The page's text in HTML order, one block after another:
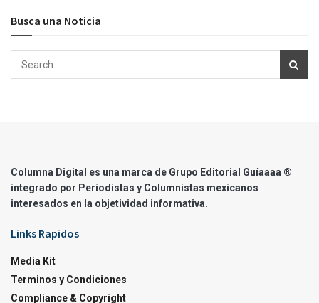
Busca una Noticia
Columna Digital es una marca de Grupo Editorial Guíaaaa ®
integrado por Periodistas y Columnistas mexicanos
interesados en la objetividad informativa.
Links Rapidos
Media Kit
Terminos y Condiciones
Compliance & Copyright